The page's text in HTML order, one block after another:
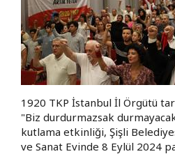
1920 TKP İstanbul İl Örgütü
"Biz durdurmazsak
kutlama etkinliği, Şişli
ve Sanat Evinde 8 Eylül 2024